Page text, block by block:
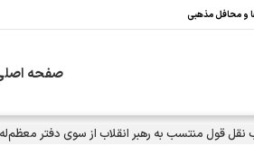
و محافل مذهبی
صفحه
نقل قول منتسب به رهبر انقلاب از سوی دفتر معظم‌له